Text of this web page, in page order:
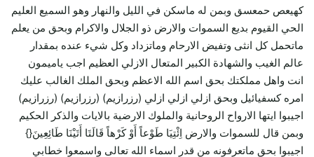
كهيعص حمعسق وبمن له ماسكن في الليل والنهار وهو السميع العليم
الحي القيوم بديع السموات والارض ذو الجلال والاكرام وبحق من يعلم
ماتحمل كل انثى وتفيض الارحام وماتزداد وكل شيء عنده بمقدار
عالم الغيب والشهادة الكبير المتعال الازلي العظيم اجب ياميمون
انت واهل مملكتك بحق اسم الله الاعظم وبحق الملك الغالب عليك
امره كسفيائيل وبحق ازلي ازلي ازلي (رزرازيم) (رزرازيم) (رزرازيم)
اجيبوا ايتها الارواح الروحانية والملوك الارضية بالايات والذكر الحكيم
وبمن قال للسموات والارض اِئْتِيَا طَوْعاً أَوْ كَرْهاً قَالَتَا أَتَيْنَا طَائِعِينَ{}
اجيبوا بحق ماتعرفونه من قدر اسماء الله تعالى واسمعوا خطابي